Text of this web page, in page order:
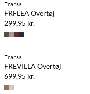
NYHED
Fransa
FRFLEA Overtøj
299,95 kr.
NYHED
Fransa
FREVILLA Overtøj
699,95 kr.